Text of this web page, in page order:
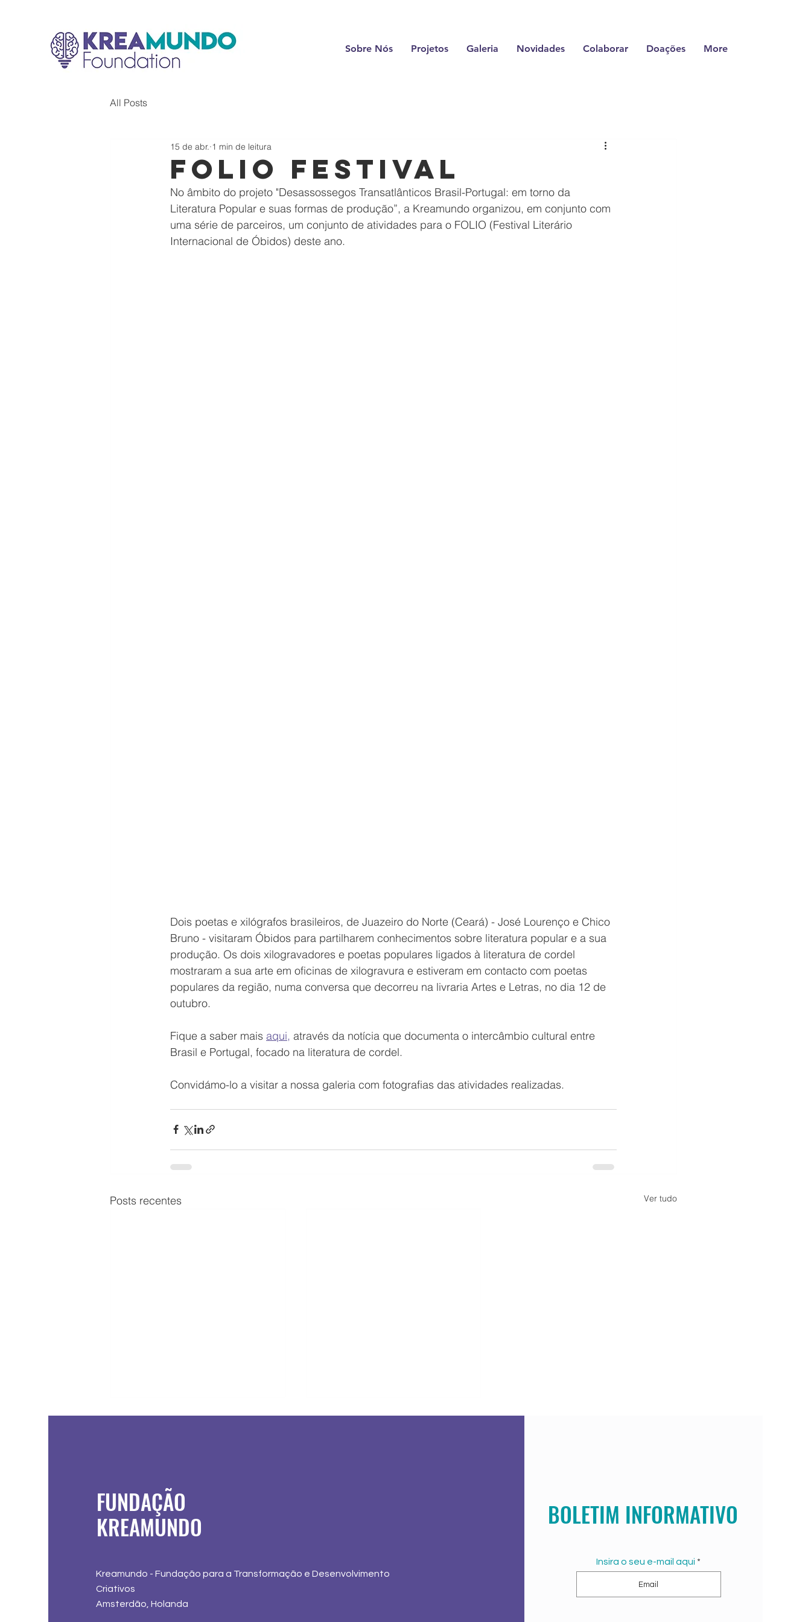
Sobre Nós Projetos Galeria Novidades Colaborar Doações More
All Posts
FOLIO Festival
15 de abr. 1 min de leitura
No âmbito do projeto "Desassossegos Transatlânticos Brasil-Portugal: em torno da
Literatura Popular e suas formas de produção”, a Kreamundo organizou, em conjunto com
uma série de parceiros, um conjunto de atividades para o FOLIO (Festival Literário
Internacional de Óbidos) deste ano.
Dois poetas e xilógrafos brasileiros, de Juazeiro do Norte (Ceará) - José Lourenço e Chico
Bruno - visitaram Óbidos para partilharem conhecimentos sobre literatura popular e a sua
produção. Os dois xilogravadores e poetas populares ligados à literatura de cordel
mostraram a sua arte em oficinas de xilogravura e estiveram em contacto com poetas
populares da região, numa conversa que decorreu na livraria Artes e Letras, no dia 12 de
outubro.
Fique a saber mais aqui, através da notícia que documenta o intercâmbio cultural entre
Brasil e Portugal, focado na literatura de cordel.
Convidámo-lo a visitar a nossa galeria com fotografias das atividades realizadas.
Posts recentes Ver tudo
Diálogos
sobre
Kreamundo
FUNDAÇÃO
KREAMUNDO
Kreamundo - Fundação para a Transformação e Desenvolvimento
Criativos
Amsterdão, Holanda
BOLETIM INFORMATIVO
Insira o seu e-mail aqui